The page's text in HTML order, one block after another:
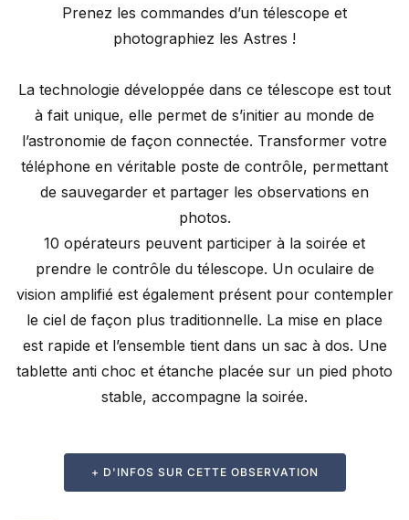
Prenez les commandes d’un télescope et
photographiez les Astres !
La technologie développée dans ce télescope est tout
à fait unique, elle permet de s’initier au monde de
l’astronomie de façon connectée. Transformer votre
téléphone en véritable poste de contrôle, permettant
de sauvegarder et partager les observations en
photos.
10 opérateurs peuvent participer à la soirée et
prendre le contrôle du télescope. Un oculaire de
vision amplifié est également présent pour contempler
le ciel de façon plus traditionnelle. La mise en place
est rapide et l’ensemble tient dans un sac à dos. Une
tablette anti choc et étanche placée sur un pied photo
stable, accompagne la soirée.
+ D'INFOS SUR CETTE OBSERVATION